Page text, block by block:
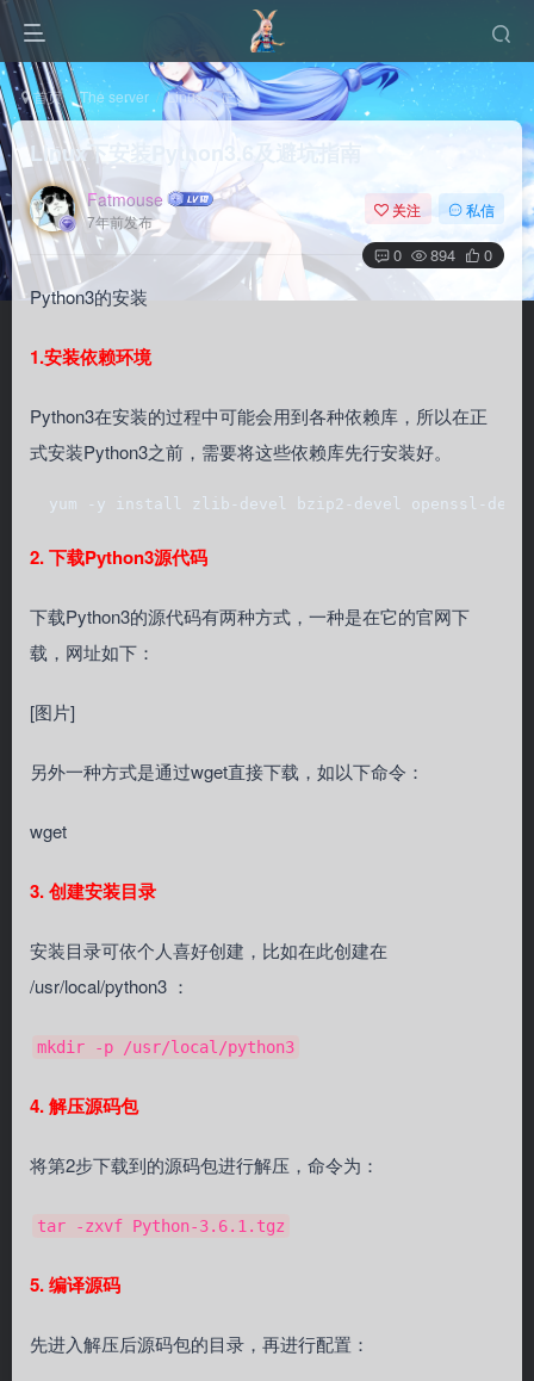
首页 The server Linux 正文
Linux下安装Python3.6及避坑指南
Fatmouse
7年前发布
关注 私信
0 894 0
Python3的安装
1.安装依赖环境
Python3在安装的过程中可能会用到各种依赖库，所以在正
式安装Python3之前，需要将这些依赖库先行安装好。
yum -y install zlib-devel bzip2-devel openssl-
2. 下载Python3源代码
下载Python3的源代码有两种方式，一种是在它的官网下
载，网址如下：
[图片]
另外一种方式是通过wget直接下载，如以下命令：
wget
3. 创建安装目录
安装目录可依个人喜好创建，比如在此创建在
/usr/local/python3 ：
mkdir -p /usr/local/python3
4. 解压源码包
将第2步下载到的源码包进行解压，命令为：
tar -zxvf Python-3.6.1.tgz
5. 编译源码
先进入解压后源码包的目录，再进行配置：